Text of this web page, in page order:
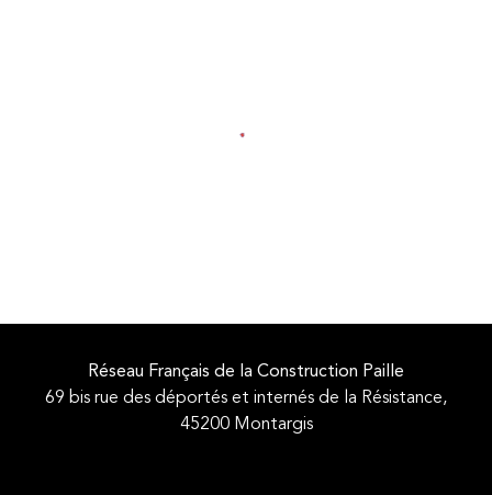
Réseau Français de la Construction Paille
69 bis rue des déportés et internés de la Résistance,
45200 Montargis